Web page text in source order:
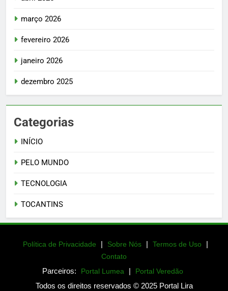
março 2026
fevereiro 2026
janeiro 2026
dezembro 2025
Categorias
INÍCIO
PELO MUNDO
TECNOLOGIA
TOCANTINS
Política de Privacidade | Sobre Nós | Termos de Uso |
Contato
Parceiros: Portal Lumea | Portal Veredão
Todos os direitos reservados © 2025 Portal Lira